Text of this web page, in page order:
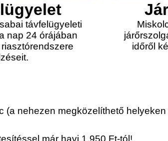
távfelügyeleti
nap 24 órájában
időről
(a nehezen megközelíthető
már havi 1.950 Ft-tól!